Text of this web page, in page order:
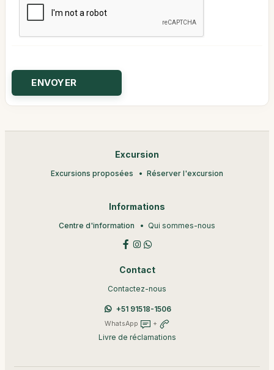
Excursion
Excursions proposées Réserver l'excursion
Informations
Centre d'information Qui sommes-nous
Contact
Contactez-nous
+51 91518-1506
WhatsApp +
Livre de réclamations